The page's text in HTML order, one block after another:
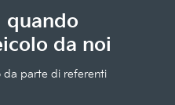
quando
da noi
da parte di referenti